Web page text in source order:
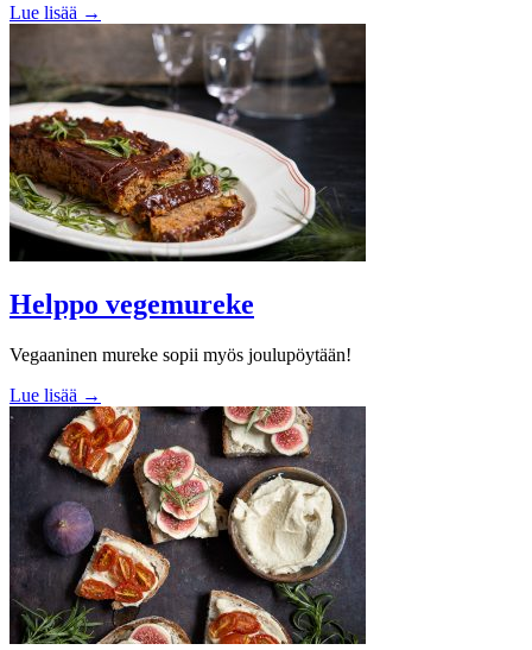
Lue lisää →
Helppo vegemureke
Vegaaninen mureke sopii myös joulupöytään!
Lue lisää →